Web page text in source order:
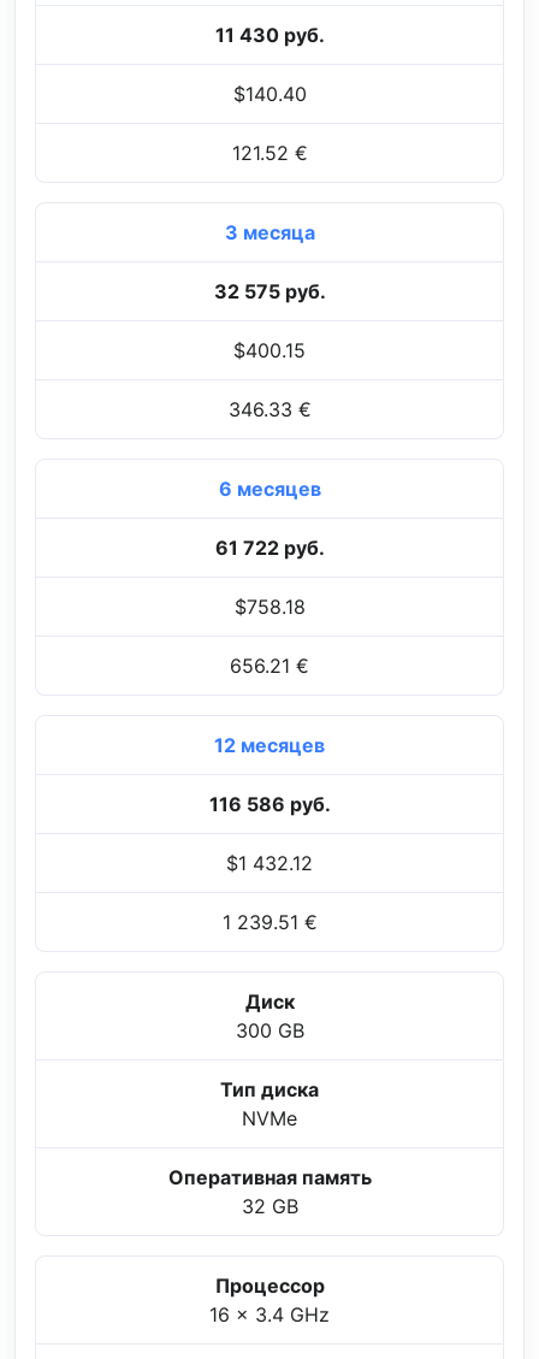
11 430 руб.
$140.40
121.52 €
3 месяца
32 575 руб.
$400.15
346.33 €
6 месяцев
61 722 руб.
$758.18
656.21 €
12 месяцев
116 586 руб.
$1 432.12
1 239.51 €
Диск
300 GB
Тип диска
NVMe
Оперативная память
32 GB
Процессор
16 x 3.4 GHz